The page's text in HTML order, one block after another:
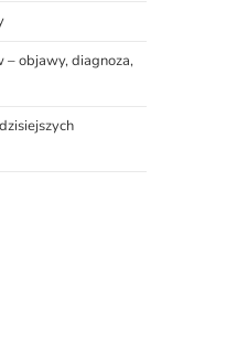
objawy, diagnoza,